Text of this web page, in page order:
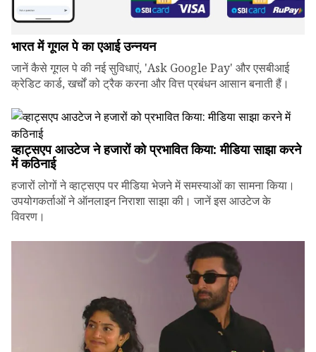
भारत में गूगल पे का एआई उन्नयन
जानें कैसे गूगल पे की नई सुविधाएं, 'Ask Google Pay' और एसबीआई
क्रेडिट कार्ड, खर्चों को ट्रैक करना और वित्त प्रबंधन आसान बनाती हैं।
व्हाट्सएप आउटेज ने हजारों को प्रभावित किया: मीडिया साझा करने
में कठिनाई
हजारों लोगों ने व्हाट्सएप पर मीडिया भेजने में समस्याओं का सामना किया।
उपयोगकर्ताओं ने ऑनलाइन निराशा साझा की। जानें इस आउटेज के
विवरण।